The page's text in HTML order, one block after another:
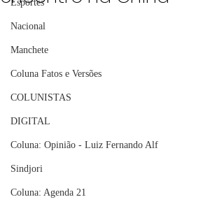
Esportes
Nacional
Manchete
Coluna Fatos e Versões
COLUNISTAS
DIGITAL
Coluna: Opinião - Luiz Fernando Alf
Sindjori
Coluna: Agenda 21